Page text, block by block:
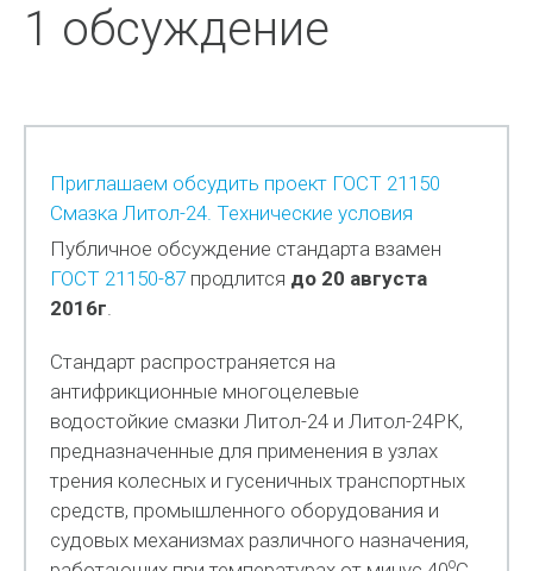
1 обсуждение
Приглашаем обсудить проект ГОСТ 21150
Смазка Литол-24. Технические условия
Публичное обсуждение стандарта взамен
ГОСТ 21150-87 продлится до 20 августа
2016г.
Стандарт распространяется на
антифрикционные многоцелевые
водостойкие смазки Литол-24 и Литол-24РК,
предназначенные для применения в узлах
трения колесных и гусеничных транспортных
средств, промышленного оборудования и
судовых механизмах различного назначения,
о